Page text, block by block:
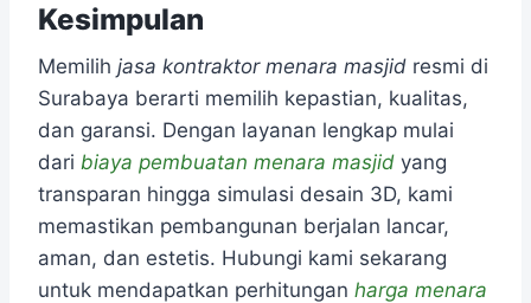
Kesimpulan
Memilih jasa kontraktor menara masjid resmi di
Surabaya berarti memilih kepastian, kualitas,
dan garansi. Dengan layanan lengkap mulai
dari biaya pembuatan menara masjid yang
transparan hingga simulasi desain 3D, kami
memastikan pembangunan berjalan lancar,
aman, dan estetis. Hubungi kami sekarang
untuk mendapatkan perhitungan harga menara